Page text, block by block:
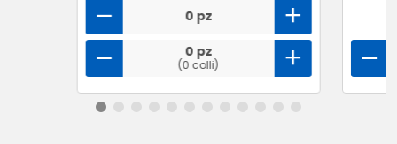
0 pz
0 pz
(0 colli)